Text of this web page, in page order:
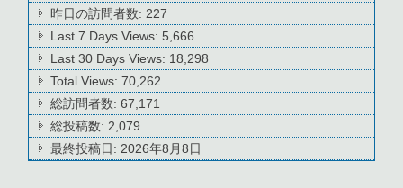
昨日の訪問者数:227
Last 7 Days Views: 5,666
Last 30 Days Views: 18,298
Total Views:70,262
総訪問者数:67,171
総投稿数:2,079
最終投稿日:2026年8月8日